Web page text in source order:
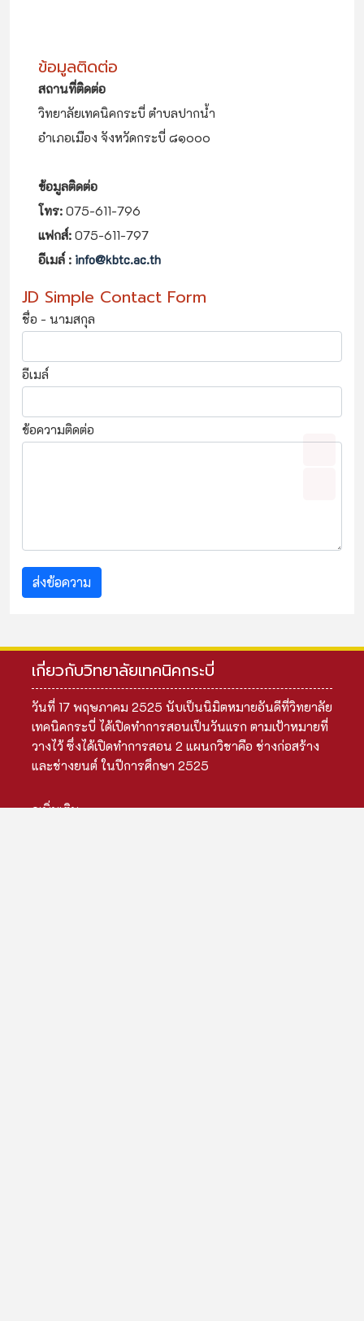
ข้อมูลติดต่อ
สถานที่ติดต่อ
วิทยาลัยเทคนิคกระบี่ ตำบลปากน้ำ
อำเภอเมือง จังหวัดกระบี่ ๘๑๐๐๐
ข้อมูลติดต่อ
โทร: 075-611-796
แฟกส์: 075-611-797
อีเมล์ : info@kbtc.ac.th
JD Simple Contact Form
ชื่อ - นามสกุล
อีเมล์
ข้อความติดต่อ
ส่งข้อความ
เกี่ยวกับวิทยาลัยเทคนิคกระบี่
วันที่ 17 พฤษภาคม 2525 นับเป็นนิมิตหมายอันดีที่วิทยาลัย
เทคนิคกระบี่ ได้เปิดทำการสอนเป็นวันแรก ตามเป้าหมายที่
วางไว้ ซึ่งได้เปิดทำการสอน 2 แผนกวิชาคือ ช่างก่อสร้าง
และช่างยนต์ ในปีการศึกษา 2525
ดูเพิ่มเติม